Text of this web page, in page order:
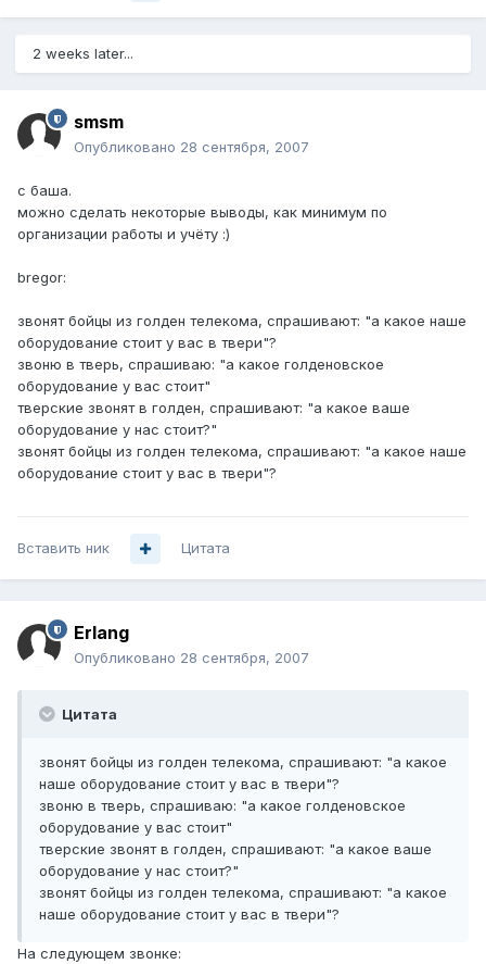
2 weeks later...
smsm
Опубликовано 28 сентября, 2007
с баша.
можно сделать некоторые выводы, как минимум по
организации работы и учёту :)
bregor:
звонят бойцы из голден телекома, спрашивают: "а какое наше
оборудование стоит у вас в твери"?
звоню в тверь, спрашиваю: "а какое голденовское
оборудование у вас стоит"
тверские звонят в голден, спрашивают: "а какое ваше
оборудование у нас стоит?"
звонят бойцы из голден телекома, спрашивают: "а какое наше
оборудование стоит у вас в твери"?
Вставить ник Цитата
Erlang
Опубликовано 28 сентября, 2007
Цитата
звонят бойцы из голден телекома, спрашивают: "а какое
наше оборудование стоит у вас в твери"?
звоню в тверь, спрашиваю: "а какое голденовское
оборудование у вас стоит"
тверские звонят в голден, спрашивают: "а какое ваше
оборудование у нас стоит?"
звонят бойцы из голден телекома, спрашивают: "а какое
наше оборудование стоит у вас в твери"?
На следующем звонке: